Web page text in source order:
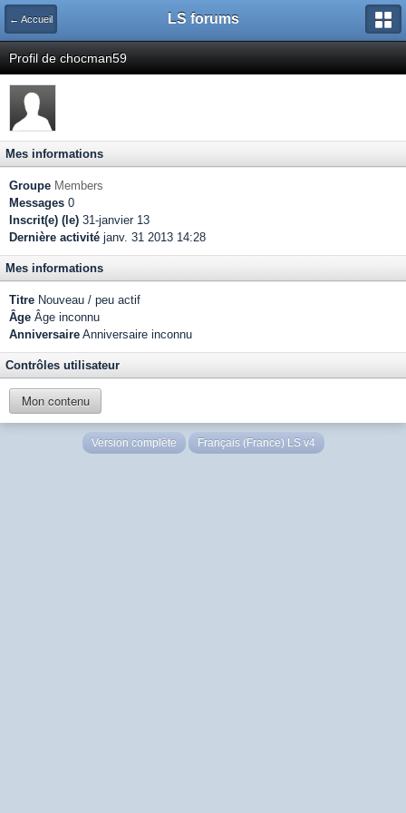
← Accueil LS forums
Profil de chocman59
Mes informations
Groupe Members
Messages 0
Inscrit(e) (le) 31-janvier 13
Dernière activité janv. 31 2013 14:28
Mes informations
Titre Nouveau / peu actif
Âge Âge inconnu
Anniversaire Anniversaire inconnu
Contrôles utilisateur
Mon contenu
Version complète Français (France) LS v4